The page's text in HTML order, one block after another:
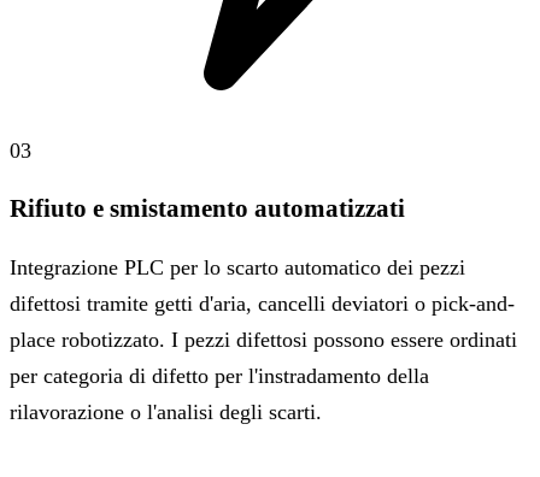
03
Rifiuto e smistamento automatizzati
Integrazione PLC per lo scarto automatico dei pezzi
difettosi tramite getti d'aria, cancelli deviatori o pick-and-
place robotizzato. I pezzi difettosi possono essere ordinati
per categoria di difetto per l'instradamento della
rilavorazione o l'analisi degli scarti.